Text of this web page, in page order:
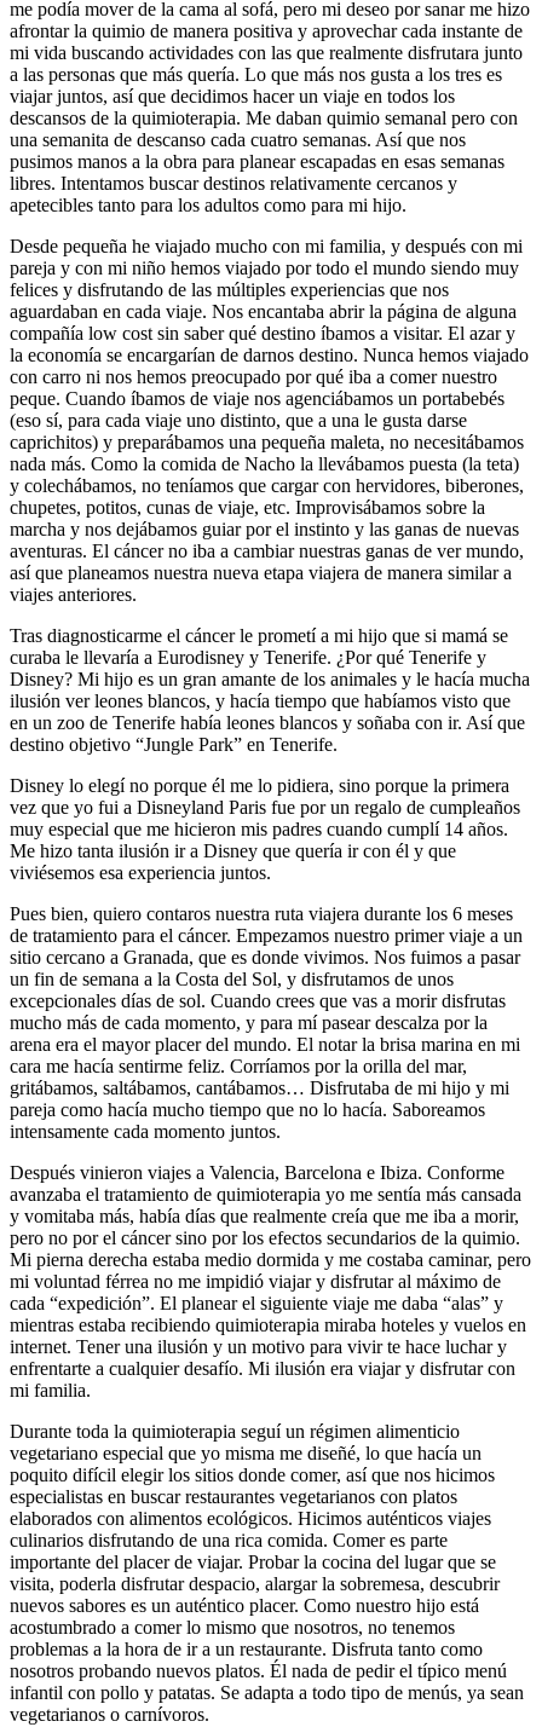
me podía mover de la cama al sofá, pero mi deseo por sanar me hizo
afrontar la quimio de manera positiva y aprovechar cada instante de
mi vida buscando actividades con las que realmente disfrutara junto
a las personas que más quería. Lo que más nos gusta a los tres es
viajar juntos, así que decidimos hacer un viaje en todos los
descansos de la quimioterapia. Me daban quimio semanal pero con
una semanita de descanso cada cuatro semanas. Así que nos
pusimos manos a la obra para planear escapadas en esas semanas
libres. Intentamos buscar destinos relativamente cercanos y
apetecibles tanto para los adultos como para mi hijo.
Desde pequeña he viajado mucho con mi familia, y después con mi
pareja y con mi niño hemos viajado por todo el mundo siendo muy
felices y disfrutando de las múltiples experiencias que nos
aguardaban en cada viaje. Nos encantaba abrir la página de alguna
compañía low cost sin saber qué destino íbamos a visitar. El azar y
la economía se encargarían de darnos destino. Nunca hemos viajado
con carro ni nos hemos preocupado por qué iba a comer nuestro
peque. Cuando íbamos de viaje nos agenciábamos un portabebés
(eso sí, para cada viaje uno distinto, que a una le gusta darse
caprichitos) y preparábamos una pequeña maleta, no necesitábamos
nada más. Como la comida de Nacho la llevábamos puesta (la teta)
y colechábamos, no teníamos que cargar con hervidores, biberones,
chupetes, potitos, cunas de viaje, etc. Improvisábamos sobre la
marcha y nos dejábamos guiar por el instinto y las ganas de nuevas
aventuras. El cáncer no iba a cambiar nuestras ganas de ver mundo,
así que planeamos nuestra nueva etapa viajera de manera similar a
viajes anteriores.
Tras diagnosticarme el cáncer le prometí a mi hijo que si mamá se
curaba le llevaría a Eurodisney y Tenerife. ¿Por qué Tenerife y
Disney? Mi hijo es un gran amante de los animales y le hacía mucha
ilusión ver leones blancos, y hacía tiempo que habíamos visto que
en un zoo de Tenerife había leones blancos y soñaba con ir. Así que
destino objetivo “Jungle Park” en Tenerife.
Disney lo elegí no porque él me lo pidiera, sino porque la primera
vez que yo fui a Disneyland Paris fue por un regalo de cumpleaños
muy especial que me hicieron mis padres cuando cumplí 14 años.
Me hizo tanta ilusión ir a Disney que quería ir con él y que
viviésemos esa experiencia juntos.
Pues bien, quiero contaros nuestra ruta viajera durante los 6 meses
de tratamiento para el cáncer. Empezamos nuestro primer viaje a un
sitio cercano a Granada, que es donde vivimos. Nos fuimos a pasar
un fin de semana a la Costa del Sol, y disfrutamos de unos
excepcionales días de sol. Cuando crees que vas a morir disfrutas
mucho más de cada momento, y para mí pasear descalza por la
arena era el mayor placer del mundo. El notar la brisa marina en mi
cara me hacía sentirme feliz. Corríamos por la orilla del mar,
gritábamos, saltábamos, cantábamos… Disfrutaba de mi hijo y mi
pareja como hacía mucho tiempo que no lo hacía. Saboreamos
intensamente cada momento juntos.
Después vinieron viajes a Valencia, Barcelona e Ibiza. Conforme
avanzaba el tratamiento de quimioterapia yo me sentía más cansada
y vomitaba más, había días que realmente creía que me iba a morir,
pero no por el cáncer sino por los efectos secundarios de la quimio.
Mi pierna derecha estaba medio dormida y me costaba caminar, pero
mi voluntad férrea no me impidió viajar y disfrutar al máximo de
cada “expedición”. El planear el siguiente viaje me daba “alas” y
mientras estaba recibiendo quimioterapia miraba hoteles y vuelos en
internet. Tener una ilusión y un motivo para vivir te hace luchar y
enfrentarte a cualquier desafío. Mi ilusión era viajar y disfrutar con
mi familia.
Durante toda la quimioterapia seguí un régimen alimenticio
vegetariano especial que yo misma me diseñé, lo que hacía un
poquito difícil elegir los sitios donde comer, así que nos hicimos
especialistas en buscar restaurantes vegetarianos con platos
elaborados con alimentos ecológicos. Hicimos auténticos viajes
culinarios disfrutando de una rica comida. Comer es parte
importante del placer de viajar. Probar la cocina del lugar que se
visita, poderla disfrutar despacio, alargar la sobremesa, descubrir
nuevos sabores es un auténtico placer. Como nuestro hijo está
acostumbrado a comer lo mismo que nosotros, no tenemos
problemas a la hora de ir a un restaurante. Disfruta tanto como
nosotros probando nuevos platos. Él nada de pedir el típico menú
infantil con pollo y patatas. Se adapta a todo tipo de menús, ya sean
vegetarianos o carnívoros.